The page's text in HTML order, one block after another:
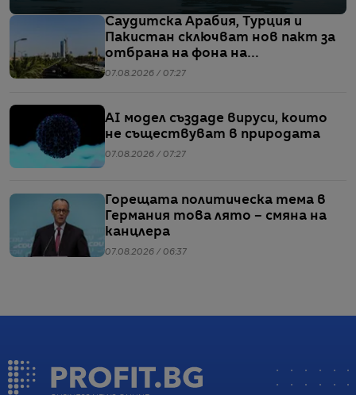
Саудитска Арабия, Турция и
Пакистан сключват нов пакт за
отбрана на фона на
напрежението между САЩ и Иран
07.08.2026 / 07:27
AI модел създаде вируси, които
не съществуват в природата
07.08.2026 / 07:27
Горещата политическа тема в
Германия това лято – смяна на
канцлера
07.08.2026 / 06:37